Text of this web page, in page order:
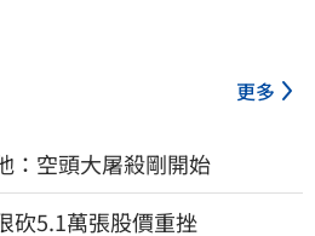
更多
：空頭大屠殺剛開始
5.1萬張股價重挫